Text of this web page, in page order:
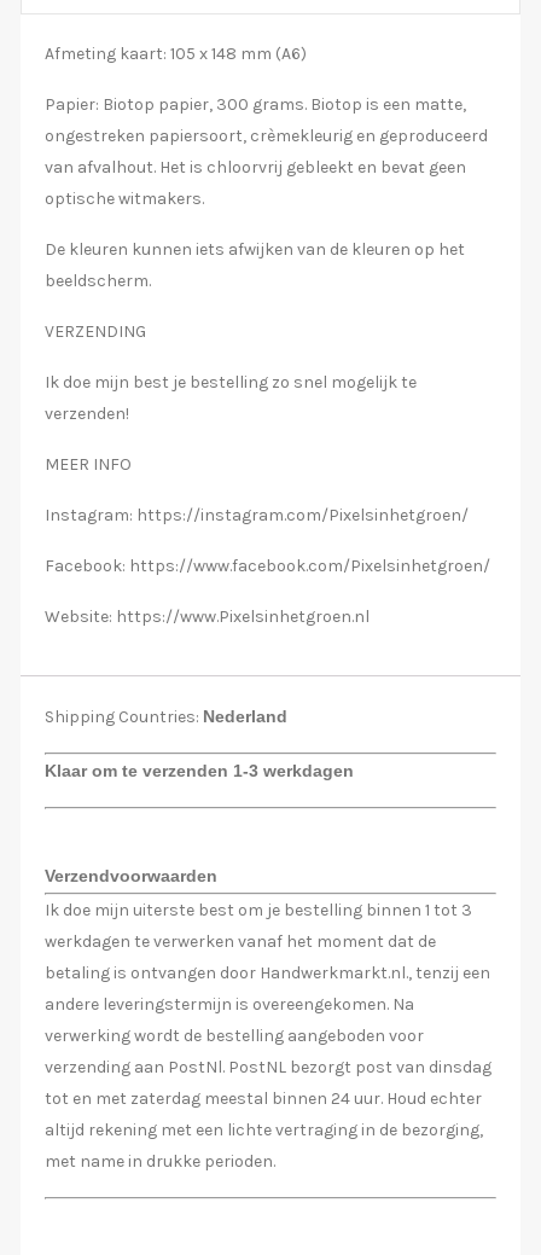
Afmeting kaart: 105 x 148 mm (A6)
Papier: Biotop papier, 300 grams. Biotop is een matte,
ongestreken papiersoort, crèmekleurig en geproduceerd
van afvalhout. Het is chloorvrij gebleekt en bevat geen
optische witmakers.
De kleuren kunnen iets afwijken van de kleuren op het
beeldscherm.
VERZENDING
Ik doe mijn best je bestelling zo snel mogelijk te
verzenden!
MEER INFO
Instagram: https://instagram.com/Pixelsinhetgroen/
Facebook: https://www.facebook.com/Pixelsinhetgroen/
Website: https://www.Pixelsinhetgroen.nl
Shipping Countries: Nederland
Klaar om te verzenden 1-3 werkdagen
Verzendvoorwaarden
Ik doe mijn uiterste best om je bestelling binnen 1 tot 3
werkdagen te verwerken vanaf het moment dat de
betaling is ontvangen door Handwerkmarkt.nl., tenzij een
andere leveringstermijn is overeengekomen. Na
verwerking wordt de bestelling aangeboden voor
verzending aan PostNl. PostNL bezorgt post van dinsdag
tot en met zaterdag meestal binnen 24 uur. Houd echter
altijd rekening met een lichte vertraging in de bezorging,
met name in drukke perioden.